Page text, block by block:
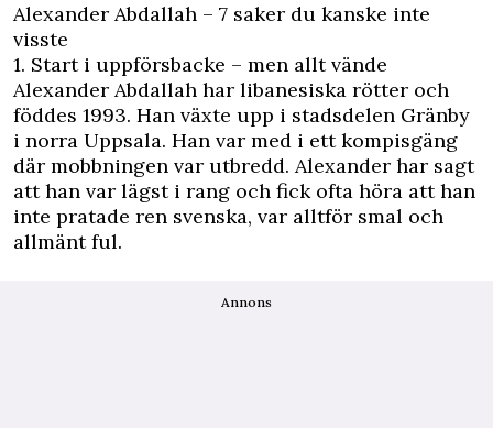
Alexander Abdallah – 7 saker du kanske inte
visste
1. Start i uppförsbacke – men allt vände
Alexander Abdallah har libanesiska rötter och
föddes 1993. Han växte upp i stadsdelen Gränby
i norra Uppsala. Han var med i ett kompisgäng
där mobbningen var utbredd. Alexander har sagt
att han var lägst i rang och fick ofta höra att han
inte pratade ren svenska, var alltför smal och
allmänt ful.
Annons